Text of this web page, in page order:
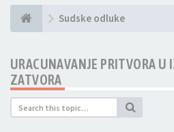
Sudske odluke
URACUNAVANJE PRITVORA U
ZATVORA